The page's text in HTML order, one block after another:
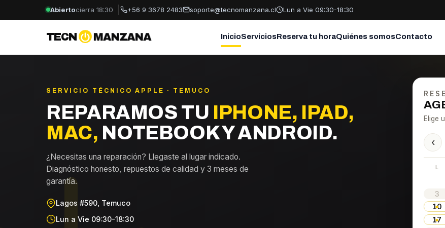
Abiertocierra 18:30 +56 9 3678 2483 soporte@tecnomanzana.cl Lun a Vie 09:30-18:30
TECN MANZANA InicioServiciosReserva tu horaQuiénes somosContacto
SERVICIO TÉCNICO APPLE · TEMUCO
REPARAMOS TU IPHONE, IPAD,
MAC, NOTEBOOK Y ANDROID.
¿Necesitas una reparación? Llegaste al lugar indicado.
Diagnóstico honesto, repuestos de calidad y 3 meses de
garantía.
Lagos #590, Temuco
Lun a Vie 09:30-18:30
Elige
‹
L
3
10
17